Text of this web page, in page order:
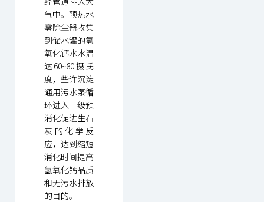
气中。预热水
雾除尘器收集
到储水罐的氢
氧化钙水水温
达60~80摄氏
度，些许沉淀
通用污水泵循
环进入一级预
消化促进生石
灰的化学反
应，达到缩短
消化时间提高
氢氧化钙品质
和无污水排放
的目的。